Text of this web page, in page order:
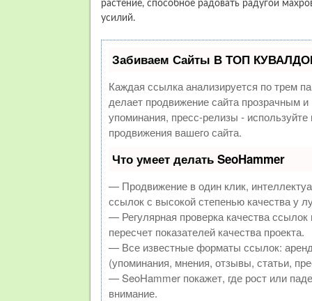
растение, способное радовать радугой
усилий.
Забиваем Сайты В ТОП
Каждая ссылка анализируется по трем
делает продвижение сайта прозрачным
упоминания, пресс-релизы -
продвижения вашего сайта.
Что умеет делать SeoHammer
— Продвижение в один клик,
ссылок с высокой степенью качества у
— Регулярная проверка качества
пересчет показателей качества проекта.
— Все известные форматы ссылок:
(упоминания, мнения, отзывы, статьи,
— SeoHammer покажет, где рост или
внимание.